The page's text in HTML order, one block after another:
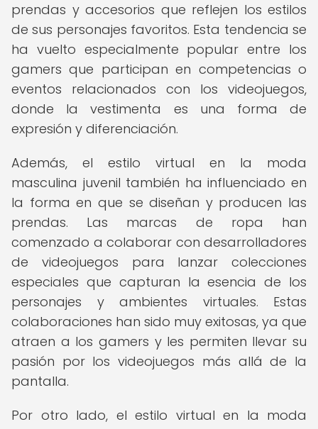
prendas y accesorios que reflejen los estilos
de sus personajes favoritos. Esta tendencia se
ha vuelto especialmente popular entre los
gamers que participan en competencias o
eventos relacionados con los videojuegos,
donde la vestimenta es una forma de
expresión y diferenciación.
Además, el estilo virtual en la moda
masculina juvenil también ha influenciado en
la forma en que se diseñan y producen las
prendas. Las marcas de ropa han
comenzado a colaborar con desarrolladores
de videojuegos para lanzar colecciones
especiales que capturan la esencia de los
personajes y ambientes virtuales. Estas
colaboraciones han sido muy exitosas, ya que
atraen a los gamers y les permiten llevar su
pasión por los videojuegos más allá de la
pantalla.
Por otro lado, el estilo virtual en la moda